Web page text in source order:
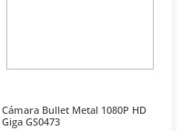
Cámara Bullet Metal 1080P HD
Giga GS0473